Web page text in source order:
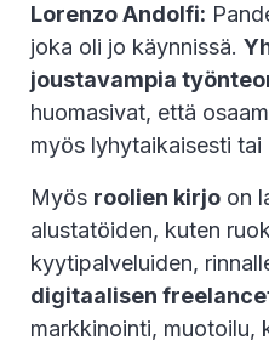
Lorenzo Andolfi:
joka oli jo käynnissä.
joustavampia
huomasivat, että
myös lyhytaikaisesti
Myös roolien kirjo on
alustatöiden, kuten
kyytipalveluiden,
digitaalisen
markkinointi, muotoilu,